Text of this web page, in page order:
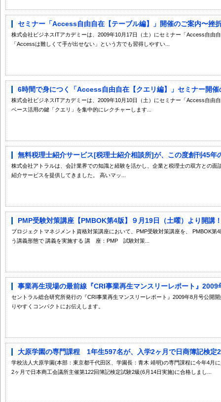
セミナー「Access自由自在【テーブル編】」開催のご案内〜挫
株式会社ビジネスITアカデミーは、2009年10月17日（土）にセミナー「Access自由
「Accessは難しくて手が出せない」という方でも習得しやすい...
6時間で身につく「Access自由自在【クエリ編】」セミナー開
株式会社ビジネスITアカデミーは、2009年10月10日（土）にセミナー「Access自由
ベース活用の鍵「クエリ」を集中的にレクチャーします...
無料税理士紹介サービス[税理士紹介相談所]が、この度創刊45年
株式会社アトラルは、会計業界での知識と経験を活かし、企業と税理士の双方との
紹介サービスを提供してきました。 高いマッ...
PMP受験対策講座【PMBOK第4版】９月19日（土曜）より開講
プロジェクトマネジメント資格対策講座において、PMP受験対策講座を、 PMBOK
う講義形態で 講義を実施する 講 座：PMP 試験対策...
事業再生現場の最前線『CRI事業再生マンスリーレポート』2009
セントラル総合研究所発行の『CRI事業再生マンスリーレポート』2009年8月号公開
りやすくコンパクトにお伝えします。
大原学園の専門課程 1年生597名が、入学2ヶ月で日商簿記検定
学校法人大原学園(本部：東京都千代田区、学園長：青木 靖明)の専門課程に今年4月
2ヶ月で日本商工会議所主催第122回簿記検定試験2級(6月14日実施)に合格しまし...